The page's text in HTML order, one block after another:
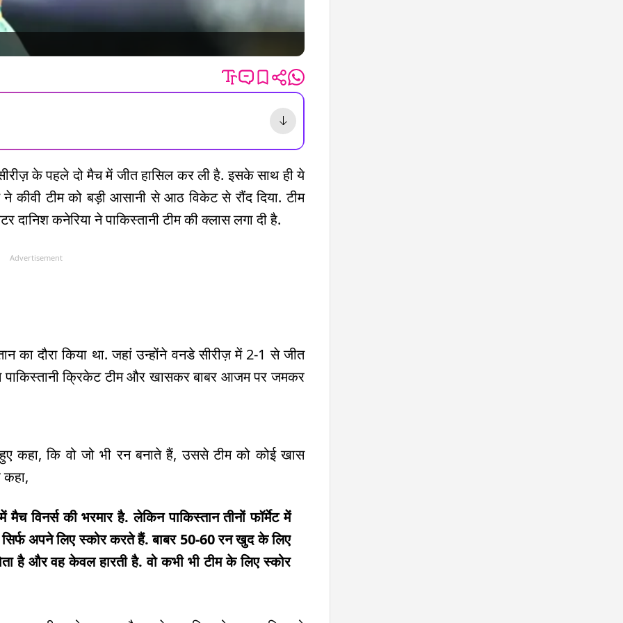
के पहले दो मैच में जीत हासिल कर ली है. इसके साथ ही ये
कीवी टीम को बड़ी आसानी से आठ विकेट से रौंद दिया. टीम
दानिश कनेरिया ने पाकिस्तानी टीम की क्लास लगा दी है.
Advertisement
का दौरा किया था. जहां उन्होंने वनडे सीरीज़ में 2-1 से जीत
पाकिस्तानी क्रिकेट टीम और खासकर बाबर आजम पर जमकर
कहा, कि वो जो भी रन बनाते हैं, उससे टीम को कोई खास
कहा,
विनर्स की भरमार है. लेकिन पाकिस्तान तीनों फॉर्मेट में
अपने लिए स्कोर करते हैं. बाबर 50-60 रन खुद के लिए
है और वह केवल हारती है. वो कभी भी टीम के लिए स्कोर